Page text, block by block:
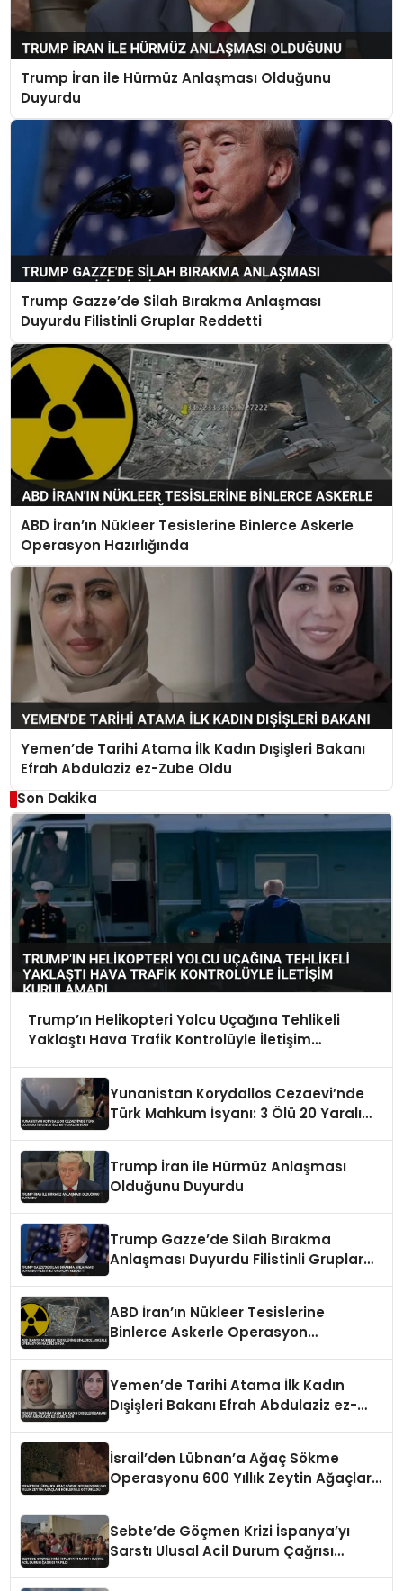
Trump İran ile Hürmüz Anlaşması Olduğunu
Duyurdu
Trump Gazze’de Silah Bırakma Anlaşması
Duyurdu Filistinli Gruplar Reddetti
ABD İran’ın Nükleer Tesislerine Binlerce Askerle
Operasyon Hazırlığında
Yemen’de Tarihi Atama İlk Kadın Dışişleri Bakanı
Efrah Abdulaziz ez-Zube Oldu
Son Dakika
Trump’ın Helikopteri Yolcu Uçağına Tehlikeli
Yaklaştı Hava Trafik Kontrolüyle İletişim
Yunanistan Korydallos Cezaevi’nde
Türk Mahkum İsyanı: 3 Ölü 20 Yaralı
Trump İran ile Hürmüz Anlaşması
Olduğunu Duyurdu
Trump Gazze’de Silah Bırakma
Anlaşması Duyurdu Filistinli Gruplar
ABD İran’ın Nükleer Tesislerine
Binlerce Askerle Operasyon
Yemen’de Tarihi Atama İlk Kadın
Dışişleri Bakanı Efrah Abdulaziz ez-
İsrail’den Lübnan’a Ağaç Sökme
Operasyonu 600 Yıllık Zeytin Ağaçları
Sebte’de Göçmen Krizi İspanya’yı
Sarstı Ulusal Acil Durum Çağrısı